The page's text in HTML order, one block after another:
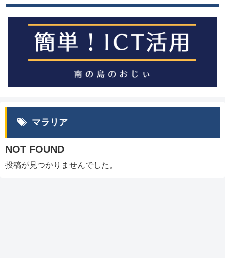
マラリア
NOT FOUND
投稿が見つかりませんでした。